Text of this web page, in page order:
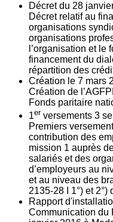
Décret du 28
Décret relatif au
organisations
organisations
l’organisation et
financement du
répartition des
Création le 7 mars
Création de
Fonds paritaire
1er versements 3
Premiers
contribution des
mission 1 auprès
salariés et des
d’employeurs au
et au niveau des
2135‐28 I 1°) et
Rapport
Communication du